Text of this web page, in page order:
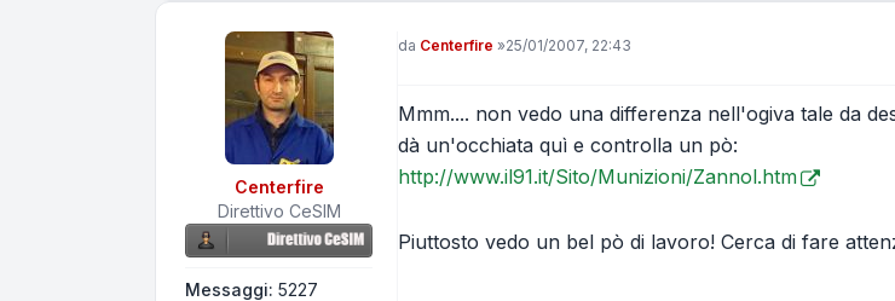
Centerfire
Direttivo CeSIM
Messaggi: 5227
Messaggio
da Centerfire »25/01/2007, 22:43
Mmm.... non vedo una differenza nell'ogiva tale da
dà un'occhiata quì e controlla un pò:
http://www.il91.it/Sito/Munizioni/Zannol.htm
Piuttosto vedo un bel pò di lavoro! Cerca di fare